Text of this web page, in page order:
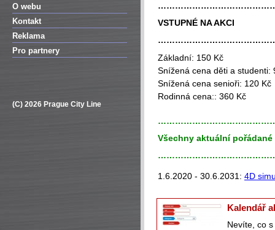
O webu
Kontakt
Reklama
Pro partnery
(C) 2026 Prague City Line
VSTUPNÉ NA AKCI
Základní: 150 Kč
Snížená cena děti a studenti:
Snížená cena senioři: 120 Kč
Rodinná cena:: 360 Kč
Všechny aktuální pořádané
1.6.2020 - 30.6.2031: 4D
Kalendář
Nevíte, co